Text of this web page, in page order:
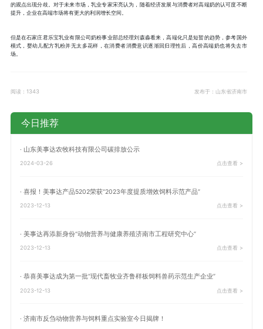
的观点出现分歧。对于未来市场，乳业专家宋亮认为，随着经济发展与消费者对高端奶的认可度不断
提升，企业在高端市场将有更大的利润增长空间。
但是在石家庄君乐宝乳业有限公司奶粉事业部总经理刘森淼看来，高端化只是短暂的趋势，参考国外
模式，婴幼儿配方乳粉并无太多花样，在消费者消费意识逐渐回归理性后，高价高端奶也将失去市
场。
阅读：1343 发布于：山东省济南市
今日推荐
· 山东美事达农牧科技有限公司碳排放公示
2024-03-26 点击查看 >
· 喜报！美事达产品5202荣获“2023年度提质增效饲料示范产品”
2023-12-13 点击查看 >
· 美事达再添新身份“动物营养与健康养殖济南市工程研究中心”
2023-12-13 点击查看 >
· 恭喜美事达成为第一批“现代畜牧业齐鲁样板饲料兽药示范生产企业”
2023-12-13 点击查看 >
· 济南市反刍动物营养与饲料重点实验室今日揭牌！